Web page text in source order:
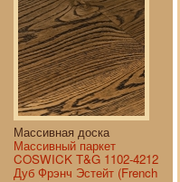
Массивная доска
Массивный паркет
COSWICK T&G 1102-4212
Дуб Фрэнч Эстейт (French